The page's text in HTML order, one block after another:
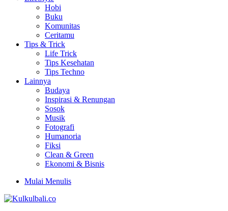
Hobi
Buku
Komunitas
Ceritamu
Tips & Trick
Life Trick
Tips Kesehatan
Tips Techno
Lainnya
Budaya
Inspirasi & Renungan
Sosok
Musik
Fotografi
Humanoria
Fiksi
Clean & Green
Ekonomi & Bisnis
Mulai Menulis